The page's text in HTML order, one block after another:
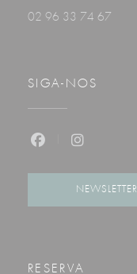
02 96 33 74 67
SIGA-NOS
NEWSLETTER
RESERVA